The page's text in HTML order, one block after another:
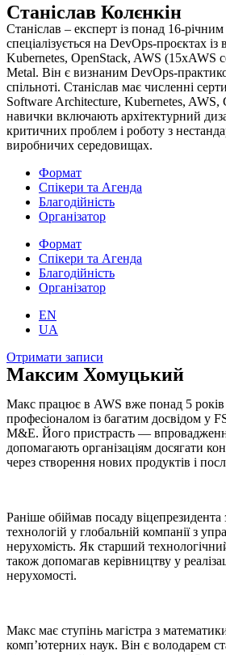
Станіслав Колєнкін
Станіслав – експерт із понад 16-
спеціалізується на DevOps-проєктах
Kubernetes, OpenStack, AWS (15xAWS
Metal. Він є визнаним DevOps-
спільноті. Станіслав має численні
Software Architecture, Kubernetes, AWS,
навички включають архітектурний
критичних проблем і роботу з
виробничих середовищах.
Формат
Спікери та Агенда
Благодійність
Організатор
Формат
Спікери та Агенда
Благодійність
Організатор
EN
UA
Отримати записи
Максим Хомуцький
Макс працює в AWS вже понад 5 років
професіоналом із багатим досвідом у
M&E. Його пристрасть —
допомагають організаціям досягати
через створення нових продуктів і
Раніше обіймав посаду
технологій у глобальній компанії з
нерухомість. Як старший
також допомагав керівництву у
нерухомості.
Макс має ступінь магістра з
комп’ютерних наук. Він є володарем